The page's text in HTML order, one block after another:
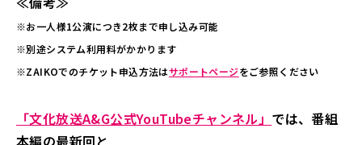
※お一人様1公演につき2枚まで申し込み可能
※別途システム利用料がかかります
※ZAIKOでのチケット申込方法はサポートページをご参照ください
「文化放送A&G公式YouTubeチャンネル」 では、番組
本編の最新回と